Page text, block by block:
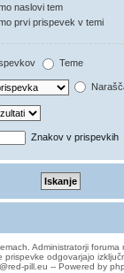
naslovi tem
prvi prispevek v temi
Teme
Znakov v prispevkih
Administratorji
prispevke odgovarjajo
pill.eu -- Powered by